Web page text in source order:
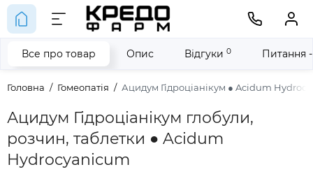
Головна Гомеопатія Ацидум Гідроціанікум ● Acidum
Ацидум Гідроціанікум глобули,
розчин, таблетки ● Acidum
Hydrocyanicum
Все про товар Опис Відгуки 0 Питання